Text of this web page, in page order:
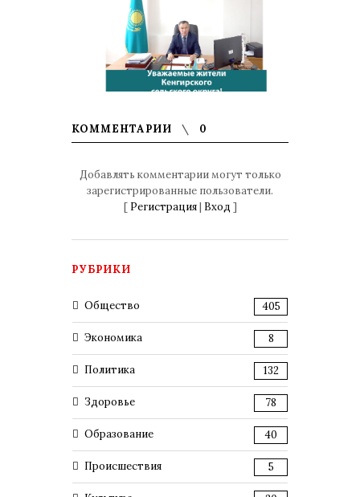
КОММЕНТАРИИ 0
Добавлять комментарии могут только
зарегистрированные пользователи.
[ Регистрация| Вход ]
РУБРИКИ
Общество 405
Экономика 8
Политика 132
Здоровье 78
Образование 40
Происшествия 5